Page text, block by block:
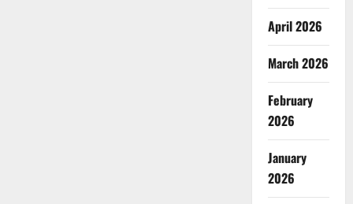
April 2026
March 2026
February
2026
January
2026